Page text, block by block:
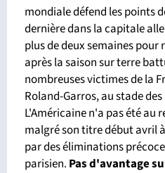
mondiale défend les points
dernière dans la capitale
plus de deux semaines
après la saison sur terre
nombreuses victimes de la
Roland-Garros, au stade
L'Américaine n'a pas été au
malgré son titre début avril
par des éliminations
parisien. Pas d'avantage